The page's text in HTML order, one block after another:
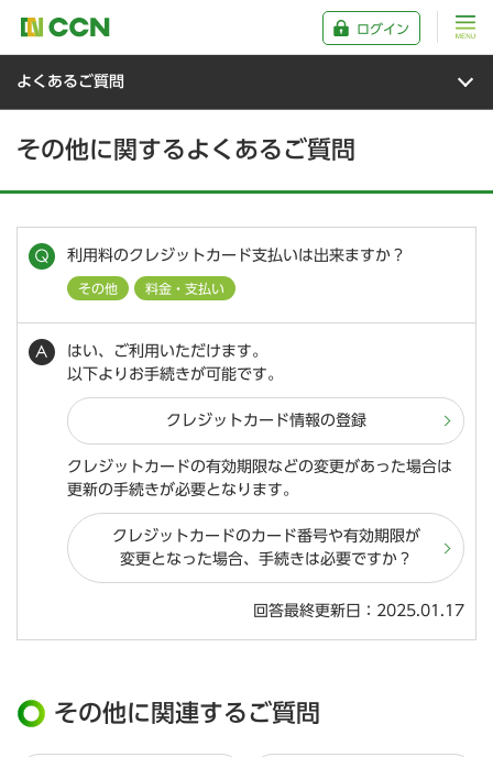
ログイン
よくあるご質問
その他に関するよくあるご質問
利用料のクレジットカード支払いは出来ますか？
その他 料金・支払い
はい、ご利用いただけます。
以下よりお手続きが可能です。
クレジットカード情報の登録
クレジットカードの有効期限などの変更があった場合は
更新の手続きが必要となります。
クレジットカードのカード番号や有効期限が
変更となった場合、手続きは必要ですか？
回答最終更新日：2025.01.17
その他に関連するご質問